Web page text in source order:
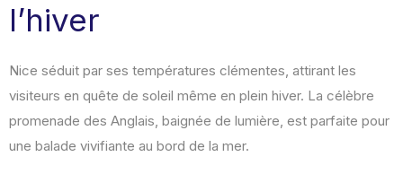
l’hiver
Nice séduit par ses températures clémentes, attirant les
visiteurs en quête de soleil même en plein hiver. La célèbre
promenade des Anglais, baignée de lumière, est parfaite pour
une balade vivifiante au bord de la mer.